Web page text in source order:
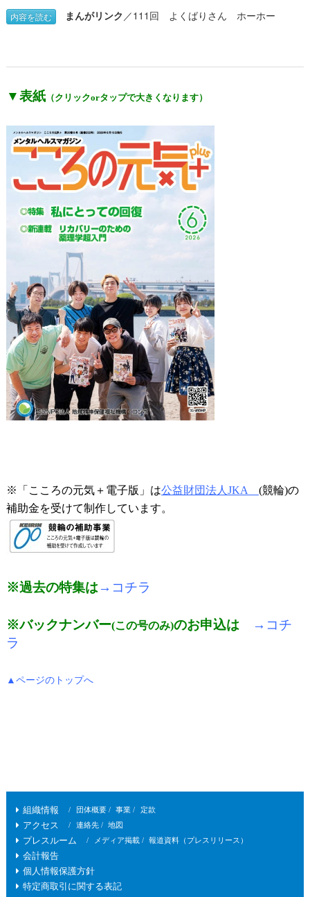
▼表紙（クリックorタップで大きくなります）
※「 こころの元気＋電子版」は公益財団法人JKA (競輪)の
補助金を受けて制作しています。
※過去の特集は→コチラ
※バックナンバー(この号のみ)のお申込は
→コチ
ラ
▲ページのトップへ
組織情報 団体概要 事業 定款
アクセス 連絡先 地図
プレスルーム メディア掲載 報道資料（プレスリリース）
会計報告
個人情報保護方針
特定商取引に関する表記